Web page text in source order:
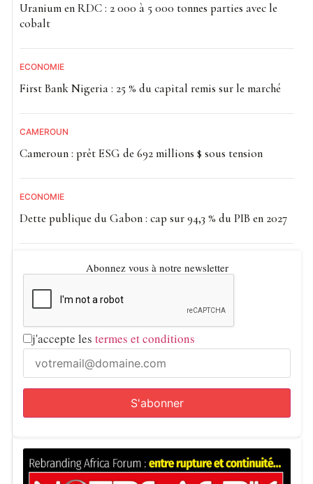
Uranium en RDC : 2 000 à 5 000 tonnes parties avec le
cobalt
ECONOMIE
First Bank Nigeria : 25 % du capital remis sur le marché
CAMEROUN
Cameroun : prêt ESG de 692 millions $ sous tension
ECONOMIE
Dette publique du Gabon : cap sur 94,3 % du PIB en 2027
Abonnez vous à notre newsletter
j'accepte les termes et conditions